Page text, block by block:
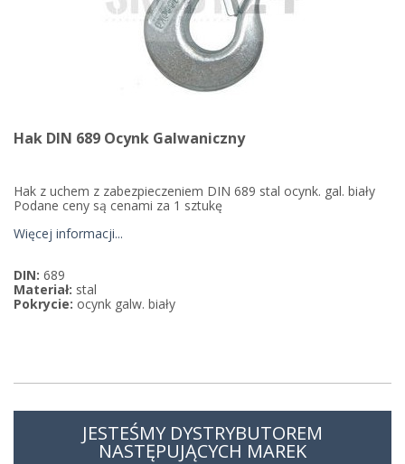
Hak DIN 689 Ocynk Galwaniczny
Hak z uchem z zabezpieczeniem DIN 689 stal ocynk. gal. biały
Podane ceny są cenami za 1 sztukę
Więcej informacji...
DIN: 689
Materiał: stal
Pokrycie: ocynk galw. biały
JESTEŚMY DYSTRYBUTOREM
NASTĘPUJĄCYCH MAREK